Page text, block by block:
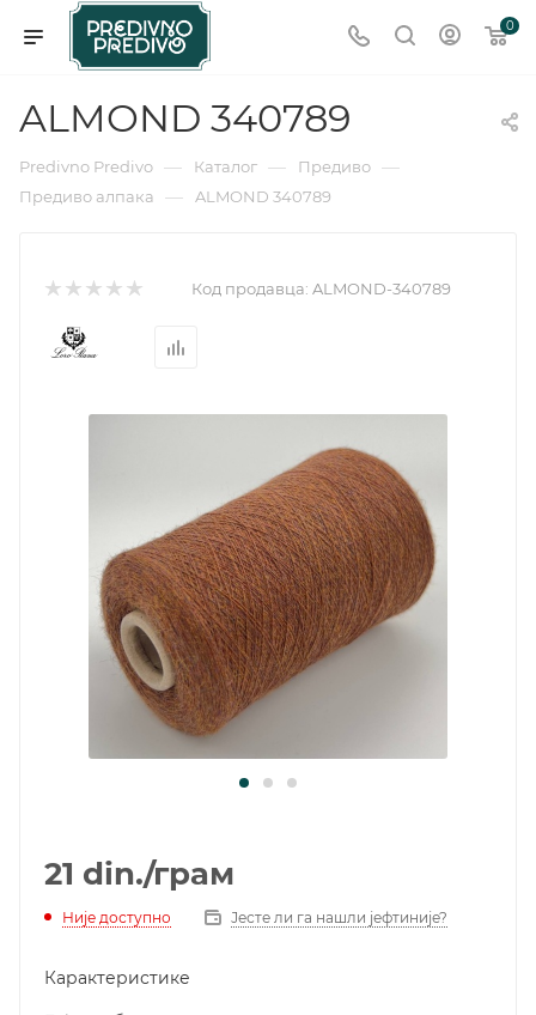
0
ALMOND 340789
Predivno Predivo — Каталог — Предиво —
Предиво алпака — ALMOND 340789
Код продавца: ALMOND-340789
21 din./грам
Није доступно Јесте ли га нашли јефтиније?
Карактеристике